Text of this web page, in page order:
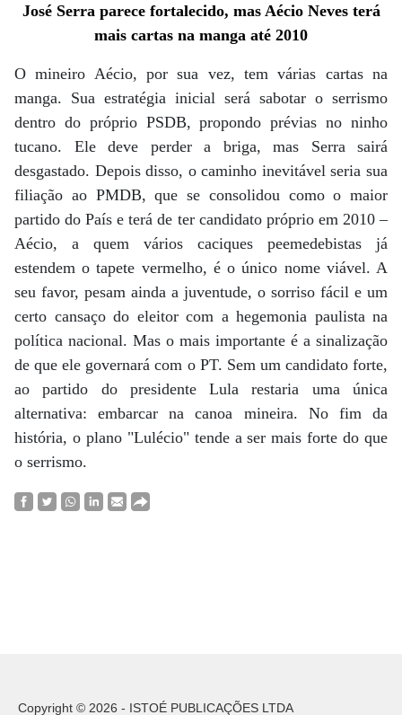
José Serra parece fortalecido, mas Aécio Neves terá
mais cartas na manga até 2010
O mineiro Aécio, por sua vez, tem várias cartas na
manga. Sua estratégia inicial será sabotar o serrismo
dentro do próprio PSDB, propondo prévias no ninho
tucano. Ele deve perder a briga, mas Serra sairá
desgastado. Depois disso, o caminho inevitável seria sua
filiação ao PMDB, que se consolidou como o maior
partido do País e terá de ter candidato próprio em 2010 –
Aécio, a quem vários caciques peemedebistas já
estendem o tapete vermelho, é o único nome viável. A
seu favor, pesam ainda a juventude, o sorriso fácil e um
certo cansaço do eleitor com a hegemonia paulista na
política nacional. Mas o mais importante é a sinalização
de que ele governará com o PT. Sem um candidato forte,
ao partido do presidente Lula restaria uma única
alternativa: embarcar na canoa mineira. No fim da
história, o plano "Lulécio" tende a ser mais forte do que
o serrismo.
Copyright © 2026 - ISTOÉ PUBLICAÇÕES LTDA